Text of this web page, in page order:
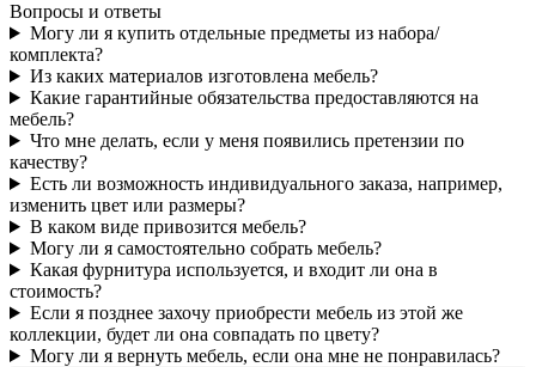
Вопросы и ответы
Могу ли я купить отдельные предметы из набора/
комплекта?
Из каких материалов изготовлена мебель?
Какие гарантийные обязательства предоставляются на
мебель?
Что мне делать, если у меня появились претензии по
качеству?
Есть ли возможность индивидуального заказа, например,
изменить цвет или размеры?
В каком виде привозится мебель?
Могу ли я самостоятельно собрать мебель?
Какая фурнитура используется, и входит ли она в
стоимость?
Если я позднее захочу приобрести мебель из этой же
коллекции, будет ли она совпадать по цвету?
Могу ли я вернуть мебель, если она мне не понравилась?